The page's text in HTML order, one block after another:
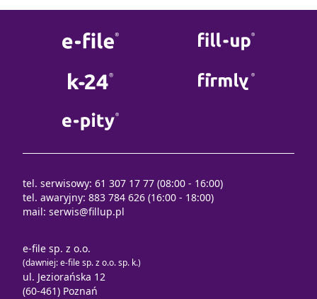
tel. serwisowy: 61 307 17 77 (08:00 - 16:00)
tel. awaryjny: 883 784 626 (16:00 - 18:00)
mail: serwis@fillup.pl
e-file sp. z o.o.
(dawniej: e-file sp. z o.o. sp. k.)
ul. Jeziorańska 12
(60-461) Poznań